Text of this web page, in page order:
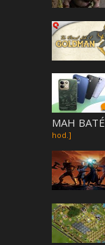
MAH
hod.]